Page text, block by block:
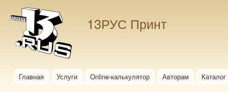
13РУС Принт
Главное меню
Главная Услуги Online-калькулятор Авторам